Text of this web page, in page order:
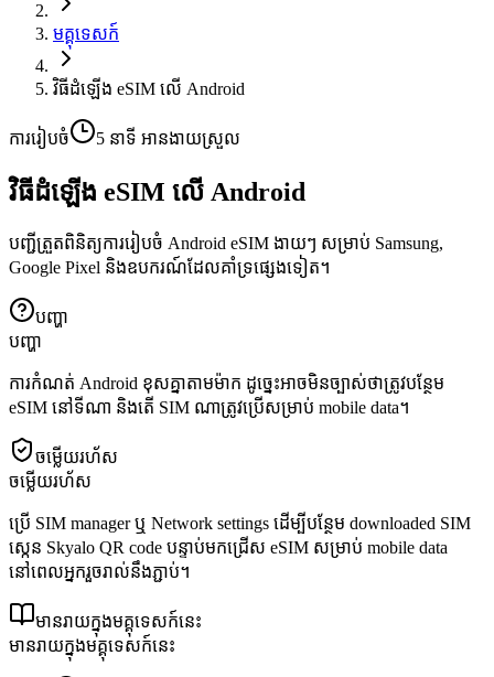
មគ្គុទេសក៍
វិធីដំឡើង eSIM លើ Android
ការរៀបចំ 5 នាទី អានងាយស្រួល
វិធីដំឡើង eSIM លើ Android
បញ្ជីត្រួតពិនិត្យការរៀបចំ Android eSIM ងាយៗ សម្រាប់ Samsung,
Google Pixel និងឧបករណ៍ដែលគាំទ្រផ្សេងទៀត។
បញ្ហា
បញ្ហា
ការកំណត់ Android ខុសគ្នាតាមម៉ាក ដូច្នេះអាចមិនច្បាស់ថាត្រូវបន្ថែម
eSIM នៅទីណា និងតើ SIM ណាត្រូវប្រើសម្រាប់ mobile data។
ចម្លើយរហ័ស
ចម្លើយរហ័ស
ប្រើ SIM manager ឬ Network settings ដើម្បីបន្ថែម downloaded SIM
ស្កេន Skyalo QR code បន្ទាប់មកជ្រើស eSIM សម្រាប់ mobile data
នៅពេលអ្នករួចរាល់នឹងភ្ជាប់។
មានរាយក្នុងមគ្គុទេសក៍នេះ
មានរាយក្នុងមគ្គុទេសក៍នេះ